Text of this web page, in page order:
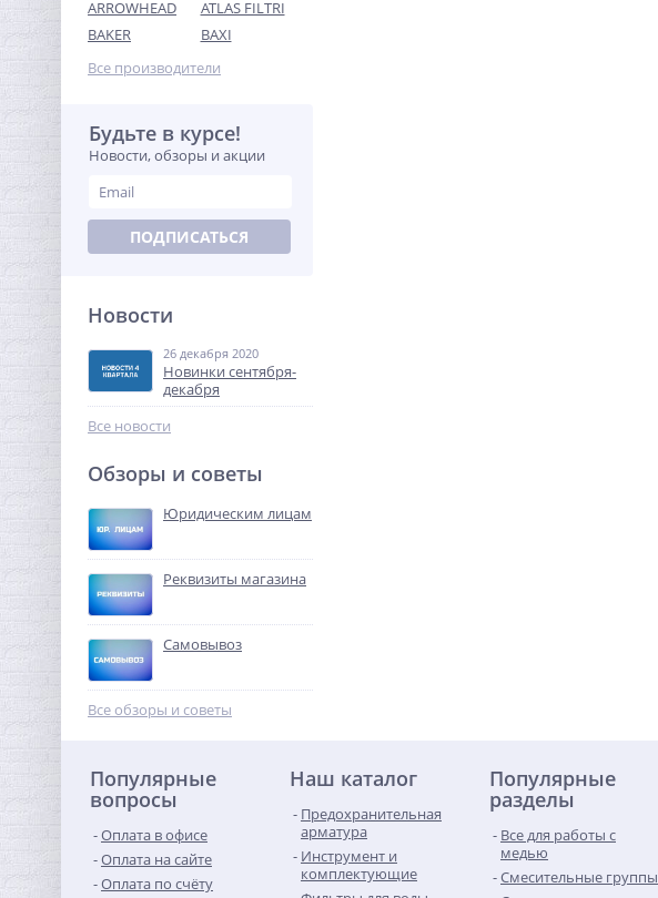
Предохранительный
клапан 1/2 x3/4 ROMMER
для систем водоснабжения
323,84
Модуль расширения
Neptun Smart Ethernet
4 832,96
Американка с плоской
прокладкой 3/4" x 3/4" ВН
латунь UNI-FITT
1 333,00 руб.
-68%
ARROWHEAD
ATLAS FILTRI
BAKER
BAXI
Все производители
Будьте в курсе!
Новости, обзоры и акции
ПОДПИСАТЬСЯ
Новости
26 декабря 2020
Новинки сентября-
декабря
Все новости
Обзоры и советы
Юридическим лицам
Реквизиты магазина
Самовывоз
Все обзоры и советы
Популярные
вопросы
Оплата в офисе
Оплата на сайте
Оплата по счёту
Наш каталог
Предохранительная
арматура
Инструмент и
комплектующие
Популярные
разделы
Все для работы с
медью
Смесительные группы